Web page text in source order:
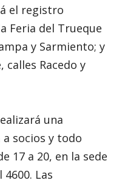
el registro
Feria del Trueque
y Sarmiento; y
calles Racedo y
una
socios y todo
17 a 20, en la sede
Las